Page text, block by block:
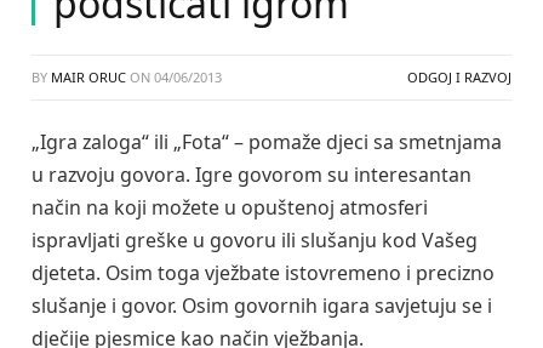
BY MAIR ORUC ON 04/06/2013 ODGOJ I RAZVOJ
„Igra zaloga“ ili „Fota“ – pomaže djeci sa smetnjama
u razvoju govora. Igre govorom su interesantan
način na koji možete u opuštenoj atmosferi
ispravljati greške u govoru ili slušanju kod Vašeg
djeteta. Osim toga vježbate istovremeno i precizno
slušanje i govor. Osim govornih igara savjetuju se i
dječije pjesmice kao način vježbanja.